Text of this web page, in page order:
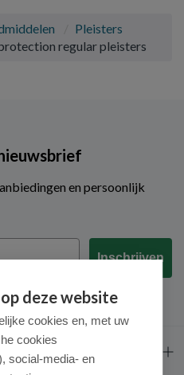
Pleisters
regular pleisters
en persoonlijk
Inschrijven
deze website
cookies en, met uw
cookies
social-media- en